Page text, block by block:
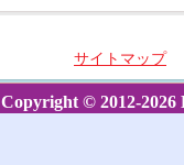
サイトマップ
Copyright © 2012-2026